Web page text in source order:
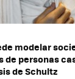
modelar
personas
de Schultz